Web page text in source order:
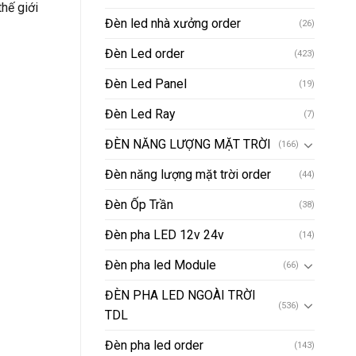
giới
Đèn led nhà xưởng order
(26)
Đèn Led order (423)
Đèn Led Panel (19)
Đèn Led Ray (7)
ĐÈN NĂNG LƯỢNG MẶT TRỜI (166)
Đèn năng lượng mặt trời order (44)
Đèn Ốp Trần (38)
Đèn pha LED 12v 24v (14)
Đèn pha led Module (66)
ĐÈN PHA LED NGOÀI TRỜI
TDL
(536)
Đèn pha led order (143)